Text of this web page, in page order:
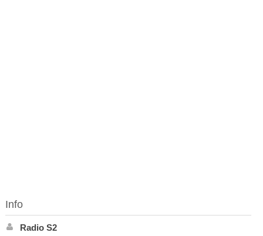
Info
Radio S2